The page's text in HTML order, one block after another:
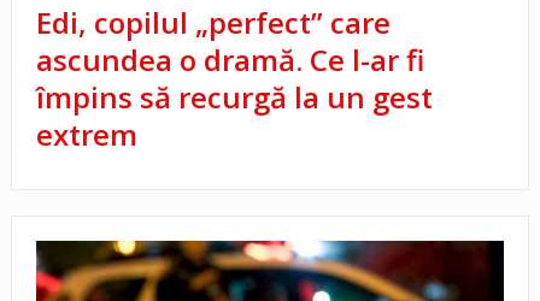
Edi, copilul „perfect” care
ascundea o dramă. Ce l-ar fi
împins să recurgă la un gest
extrem